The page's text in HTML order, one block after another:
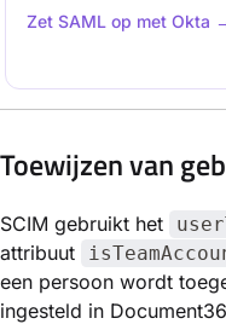
Zet SAML op met Okta
Toewijzen van
SCIM gebruikt het
attribuut
een persoon wordt
ingesteld in